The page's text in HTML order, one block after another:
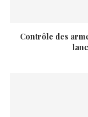
Contrôle des